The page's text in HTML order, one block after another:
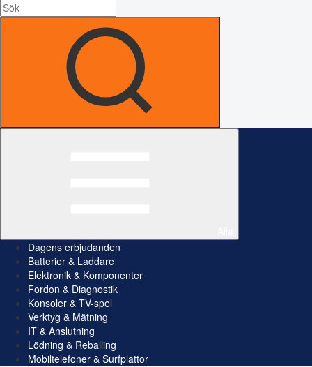
Dagens erbjudanden
Batterier & Laddare
Elektronik & Komponenter
Fordon & Diagnostik
Konsoler & TV-spel
Verktyg & Mätning
IT & Anslutning
Lödning & Reballing
Mobiltelefoner & Surfplattor